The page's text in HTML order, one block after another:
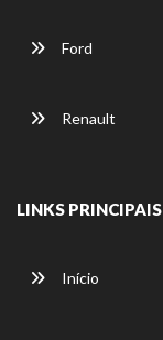
Ford
Renault
LINKS PRINCIPAIS
Início